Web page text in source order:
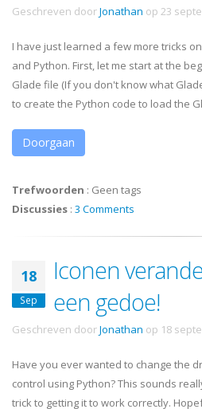
Geschreven doorJonathan op 23
I have just learned a few more tricks
and Python. First, let me start at the
Glade file (If you don't know what
to create the Python code to load the
Doorgaan
Trefwoorden : Geen tags
Discussies : 3 Comments
18
Sep
Iconen
een gedoe!
Geschreven doorJonathan op 18
Have you ever wanted to change the
control using Python? This sounds
trick to getting it to work correctly.